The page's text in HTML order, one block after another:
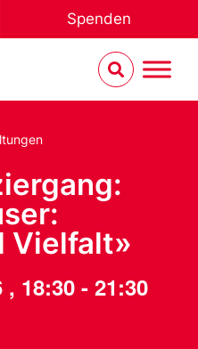
Spenden
Vielfalt»
, 18:30 - 21:30